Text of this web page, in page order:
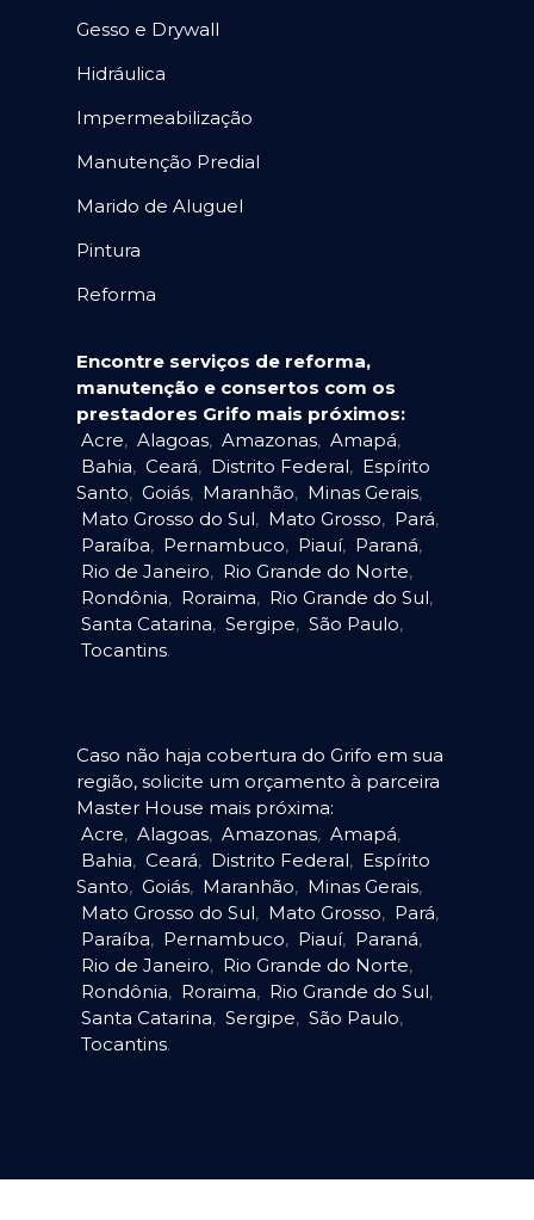
Gesso e Drywall
Hidráulica
Impermeabilização
Manutenção Predial
Marido de Aluguel
Pintura
Reforma
Encontre serviços de reforma,
manutenção e consertos com os
prestadores Grifo mais próximos:
Acre, Alagoas, Amazonas, Amapá,
Bahia, Ceará, Distrito Federal, Espírito
Santo, Goiás, Maranhão, Minas Gerais,
Mato Grosso do Sul, Mato Grosso, Pará,
Paraíba, Pernambuco, Piauí, Paraná,
Rio de Janeiro, Rio Grande do Norte,
Rondônia, Roraima, Rio Grande do Sul,
Santa Catarina, Sergipe, São Paulo,
Tocantins.
Caso não haja cobertura do Grifo em sua
região, solicite um orçamento à parceira
Master House mais próxima:
Acre, Alagoas, Amazonas, Amapá,
Bahia, Ceará, Distrito Federal, Espírito
Santo, Goiás, Maranhão, Minas Gerais,
Mato Grosso do Sul, Mato Grosso, Pará,
Paraíba, Pernambuco, Piauí, Paraná,
Rio de Janeiro, Rio Grande do Norte,
Rondônia, Roraima, Rio Grande do Sul,
Santa Catarina, Sergipe, São Paulo,
Tocantins.